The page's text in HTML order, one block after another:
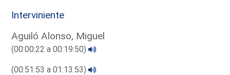
Interviniente
Aguiló Alonso, Miguel
(00:00:22 a 00:19:50)
(00:51:53 a 01:13:53)